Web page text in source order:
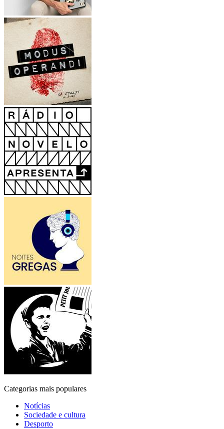
Categorias mais populares
Notícias
Sociedade e cultura
Desporto